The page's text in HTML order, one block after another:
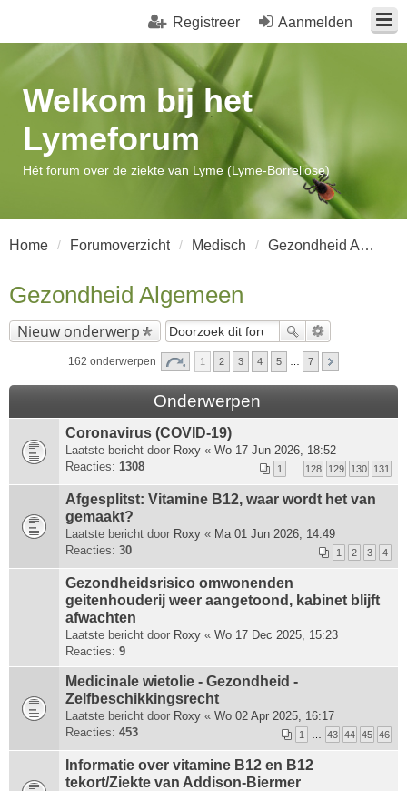
Aanmelden
Registreer
Welkom bij het
Lymeforum
Hét forum over de ziekte van Lyme (Lyme-Borreliose)
Home Forumoverzicht Medisch Gezondheid Algemeen
Gezondheid Algemeen
Nieuw onderwerp
162 onderwerpen 1 2 3 4 5 7
Onderwerpen
Coronavirus (COVID-19)
Laatste bericht door Roxy « Wo 17 Jun 2026, 18:52
Reacties: 1308 1 128 129 130 131
Afgesplitst: Vitamine B12, waar wordt het van
gemaakt?
Laatste bericht door Roxy « Ma 01 Jun 2026, 14:49
Reacties: 30 1 2 3 4
Gezondheidsrisico omwonenden
geitenhouderij weer aangetoond, kabinet blijft
afwachten
Laatste bericht door Roxy « Wo 17 Dec 2025, 15:23
Reacties: 9
Medicinale wietolie - Gezondheid -
Zelfbeschikkingsrecht
Laatste bericht door Roxy « Wo 02 Apr 2025, 16:17
Reacties: 453 1 43 44 45 46
Informatie over vitamine B12 en B12
tekort/Ziekte van Addison-Biermer